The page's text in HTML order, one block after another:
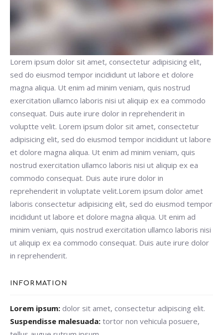
Lorem ipsum dolor sit amet, consectetur adipisicing elit,
sed do eiusmod tempor incididunt ut labore et dolore
magna aliqua. Ut enim ad minim veniam, quis nostrud
exercitation ullamco laboris nisi ut aliquip ex ea commodo
consequat. Duis aute irure dolor in reprehenderit in
voluptte velit. Lorem ipsum dolor sit amet, consectetur
adipisicing elit, sed do eiusmod tempor incididunt ut labore
et dolore magna aliqua. Ut enim ad minim veniam, quis
nostrud exercitation ullamco laboris nisi ut aliquip ex ea
commodo consequat. Duis aute irure dolor in
reprehenderit in voluptate velit.Lorem ipsum dolor amet
laboris consectetur adipisicing elit, sed do eiusmod tempor
incididunt ut labore et dolore magna aliqua. Ut enim ad
minim veniam, quis nostrud exercitation ullamco laboris nisi
ut aliquip ex ea commodo consequat. Duis aute irure dolor
in reprehenderit.
INFORMATION
Lorem ipsum: dolor sit amet, consectetur adipiscing elit.
Suspendisse malesuada: tortor non vehicula posuere,